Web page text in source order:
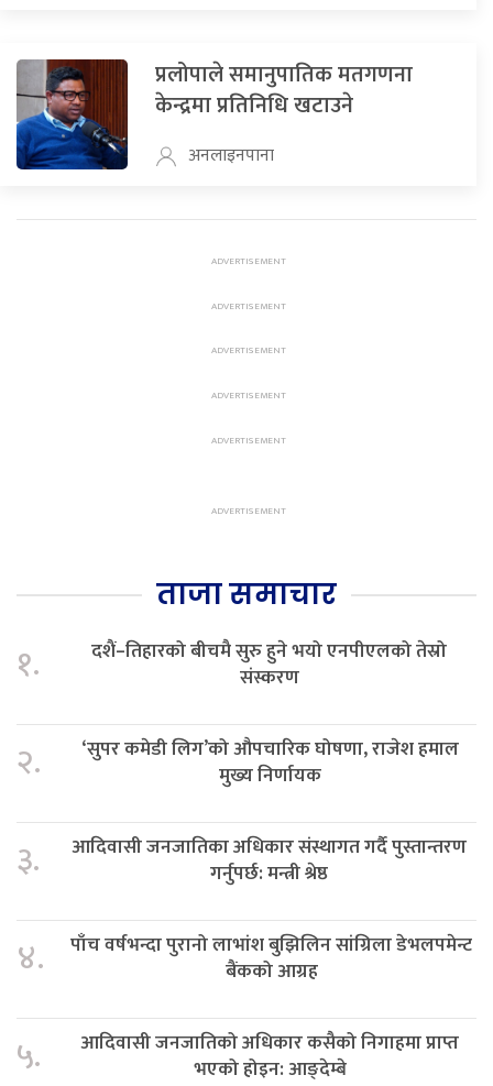
प्रलोपाले समानुपातिक मतगणना
केन्द्रमा प्रतिनिधि खटाउने
अनलाइनपाना
ताजा समाचार
१.
दशैं–तिहारको बीचमै सुरु हुने भयो एनपीएलको तेस्रो
संस्करण
२.
‘सुपर कमेडी लिग’को औपचारिक घोषणा, राजेश हमाल
मुख्य निर्णायक
३.
आदिवासी जनजातिका अधिकार संस्थागत गर्दै पुस्तान्तरण
गर्नुपर्छ: मन्त्री श्रेष्ठ
४.
पाँच वर्षभन्दा पुरानो लाभांश बुझिलिन सांग्रिला डेभलपमेन्ट
बैंकको आग्रह
५.
आदिवासी जनजातिको अधिकार कसैको निगाहमा प्राप्त
भएको होइन: आङ्देम्बे